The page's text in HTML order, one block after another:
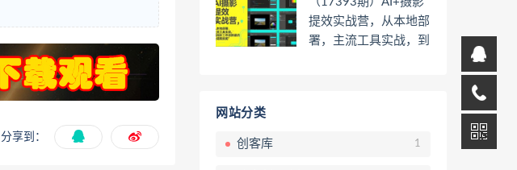
分享到：
提效实战营，从本地部
署，主流工具实战，到
网站分类
创客库 1